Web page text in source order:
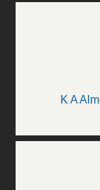
K A